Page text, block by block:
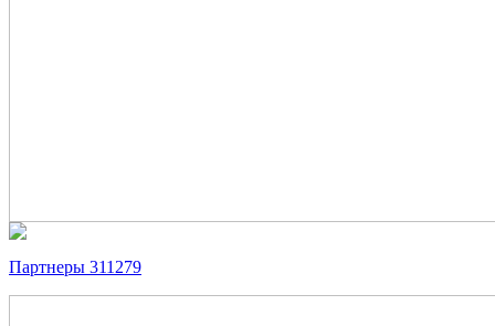
Партнеры 311279